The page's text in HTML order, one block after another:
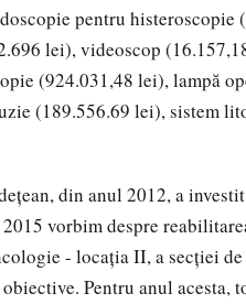
pentru histeroscopie
lei), videoscop
(924.031,48 lei), lampă
(189.556.69 lei), sistem
din anul 2012, a
vorbim despre
- locația II, a secției de
Pentru anul acesta,